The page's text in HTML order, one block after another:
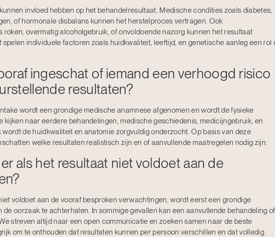
invloed hebben op het behandelresultaat. Medische condities zoals diabetes,
of hormonale disbalans kunnen het herstelproces vertragen. Ook
roken, overmatig alcoholgebruik, of onvoldoende nazorg kunnen het resultaat
spelen individuele factoren zoals huidkwaliteit, leeftijd, en genetische aanleg een rol
ingeschat of iemand een verhoogd risico
resultaten?
wordt een grondige medische anamnese afgenomen en wordt de fysieke
kijken naar eerdere behandelingen, medische geschiedenis, medicijngebruik, en
de huidkwaliteit en anatomie zorgvuldig onderzocht. Op basis van deze
welke resultaten realistisch zijn en of aanvullende maatregelen nodig zijn.
als het resultaat niet voldoet aan de
voldoet aan de vooraf besproken verwachtingen, wordt eerst een grondige
de oorzaak te achterhalen. In sommige gevallen kan een aanvullende behandeling of
streven altijd naar een open communicatie en zoeken samen naar de beste
om te onthouden dat resultaten kunnen per persoon verschillen en dat volledig